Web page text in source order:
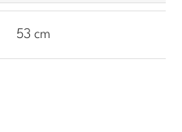
53 cm